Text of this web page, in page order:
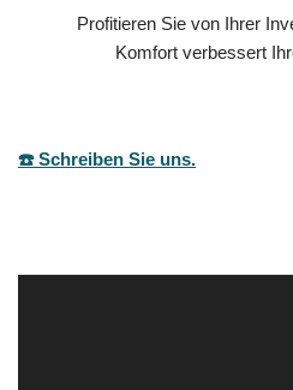
Profitieren Sie von Ihrer
Komfort verbessert
☎️ Schreiben Sie uns.